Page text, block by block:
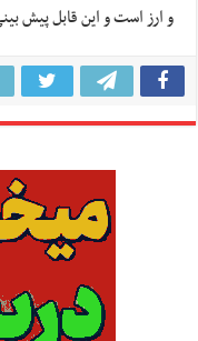
و ارز است و این قابل پیش